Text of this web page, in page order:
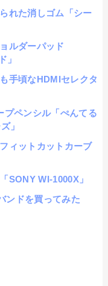
れた消しゴム「シー
ルダーパッド
」
手頃なHDMIセレクタ
プペンシル「ぺんてる
」
ィットカットカーブ
SONY WI-1000X」
ンドを買ってみた